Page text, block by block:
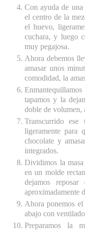
Con ayuda de una
el centro de la
el huevo,
cuchara, y luego
muy pegajosa.
Ahora debemos
amasar unos
comodidad, la
tapamos y la
doble de volumen,
Transcurrido ese
ligeramente para
chocolate y
integrados.
Dividimos la
en un molde
dejamos
aproximadamente
Ahora ponemos
abajo con
Preparamos la